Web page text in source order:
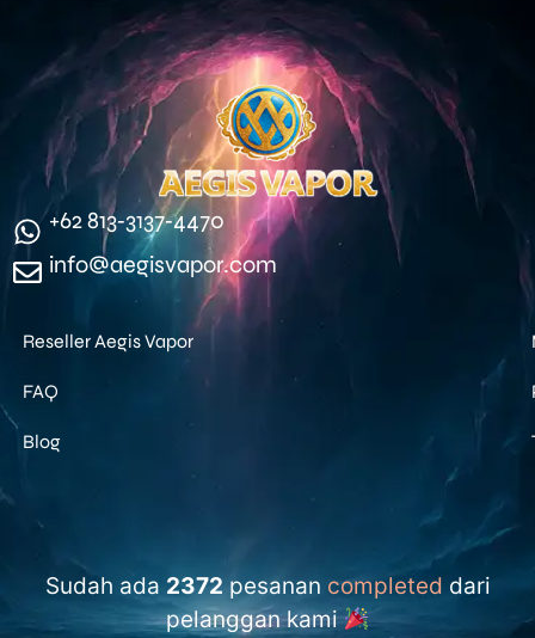
‪+62 813‑3137‑4470‬
info@aegisvapor.com
Reseller Aegis Vapor
FAQ
Blog
Sudah ada 2372 pesanan completed dari
pelanggan kami